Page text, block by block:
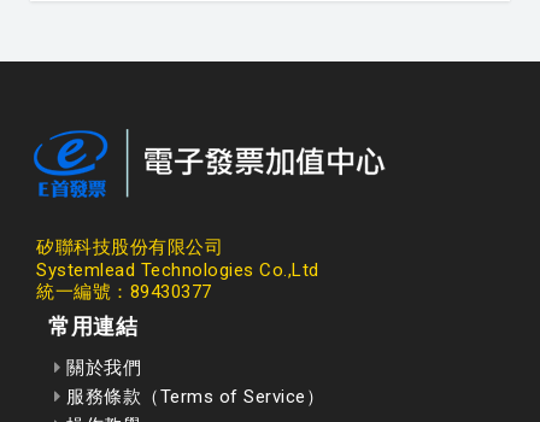
矽聯科技股份有限公司
Systemlead Technologies Co.,Ltd
統一編號：89430377
常用連結
關於我們
服務條款（Terms of Service）